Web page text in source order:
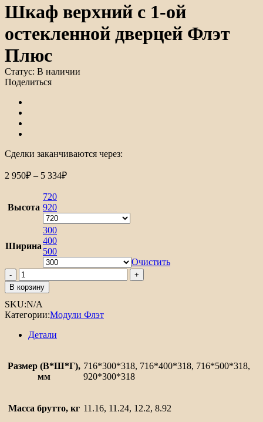
Шкаф верхний с 1-ой
остекленной дверцей Флэт
Плюс
Статус: В наличии
Поделиться
Сделки заканчиваются через:
2 950₽ – 5 334₽Диапазон
Высота
720
920
Ширина
300
400
500
Очистить
Количество
товара
Шкаф
верхний
с
ой
Флэт
Плюс
В корзину
SKU:N/A
Категории:Модули Флэт
Детали
Размер (В*Ш*Г),
мм
716*300*318, 716*400*318, 716*500*318,
920*300*318
Масса брутто, кг 11.16, 11.24, 12.2, 8.92